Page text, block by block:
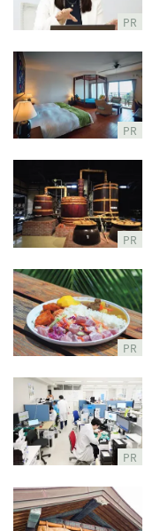
PR
PR
PR
PR
PR